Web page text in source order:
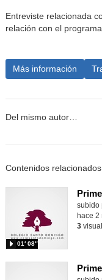
Entreviste relacionada
relación con el
Más información
Del mismo autor…
Contenidos
subido
01′ 08″
hace 2
3